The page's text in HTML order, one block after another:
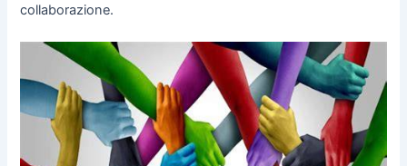
collaborazione.